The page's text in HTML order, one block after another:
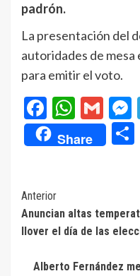
padrón.
La presentación del
autoridades de
para emitir el voto.
Facebook
Share
Navegación
de
Anterior
Anuncian altas
llover el día de las
Alberto Fernández